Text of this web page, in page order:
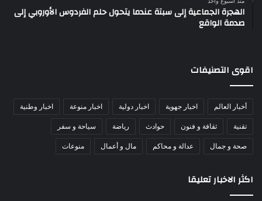
الهجرة الجماعية إلى سبتة عندما يتحول حلم الفردوس الأوروبي إلى
صدمة الواقع
اقوى التصنيفات
أخبار العالم اخبار جهوية اخبار دولية اخبار منوعة اخبار وطنية
تقنية ثقافة و فنون حوادث رياضة سياحة و سفر
صحة و جمال عدالة و محاكم مال و أعمال منوعات
اكثر الاخبار تعليقا